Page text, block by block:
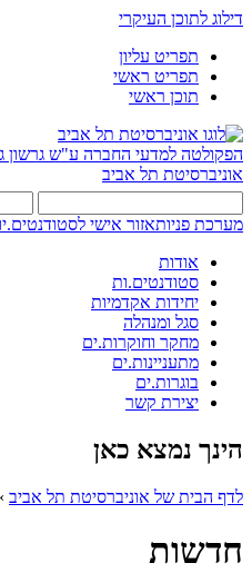
דילוג לתוכן העיקרי
תפריט עליון
תפריט ראשי
תוכן ראשי
הפקולטה למדעי החברה ע"ש גרשון
אוניברסיטת תל אביב
מערכת פניותאזור אישי
אודות
סטודנטים.ות
יחידות אקדמיות
סגל ומנהלה
מחקר וחוקרות.ים
מתעניינות.ים
בוגרות.ים
יצירת קשר
הינך נמצא כאן
לדף הבית של אוניברסיטת תל אביב
חדשות